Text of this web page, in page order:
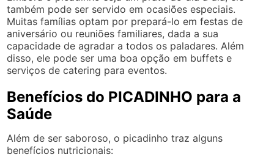
também pode ser servido em ocasiões especiais.
Muitas famílias optam por prepará-lo em festas de
aniversário ou reuniões familiares, dada a sua
capacidade de agradar a todos os paladares. Além
disso, ele pode ser uma boa opção em buffets e
serviços de catering para eventos.
Benefícios do PICADINHO para a
Saúde
Além de ser saboroso, o picadinho traz alguns
benefícios nutricionais: